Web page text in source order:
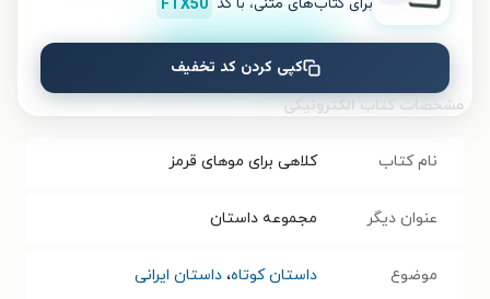
نصب
مشخصات کتاب الکترونیکی
نام کتاب کلاهی برای موهای قرمز
عنوان دیگر مجموعه داستان
موضوع داستان کوتاه، داستان ایرانی
کپی کردن کد تخفیف